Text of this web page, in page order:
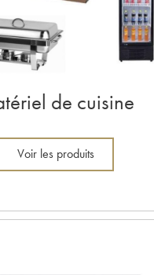
de cuisine
Voir les produits